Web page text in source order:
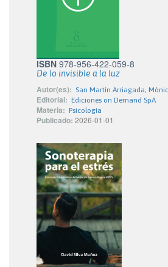
ISBN 978-956-422-059-8
De lo invisible a la luz
Autor(es): San Martín Arriagada,
Editorial: Ediciones on Demand SpA
Materia: Psicología
Publicado: 2026-01-01